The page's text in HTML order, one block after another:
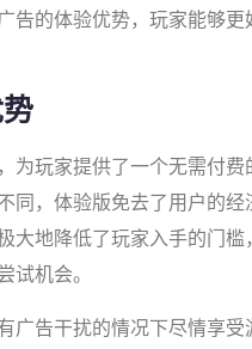
告的体验优势，玩家能够
为玩家提供了一个无需付
同，体验版免去了用户的
大地降低了玩家入手的门
试机会。
广告干扰的情况下尽情享